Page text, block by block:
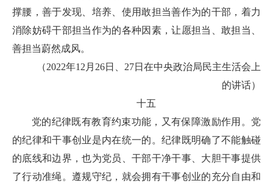
撑腰，善于发现、培养、使用敢担当善作为的干部，着力
消除妨碍干部担当作为的各种因素，让愿担当、敢担当、
善担当蔚然成风。
（2022年12月26日、27日在中央政治局民主生活会上
的讲话）
十五
党的纪律既有教育约束功能，又有保障激励作用。党
的纪律和干事创业是内在统一的。纪律既明确了不能触碰
的底线和边界，也为党员、干部干净干事、大胆干事提供
了行动准绳。遵规守纪，就会拥有干事创业的充分自由和